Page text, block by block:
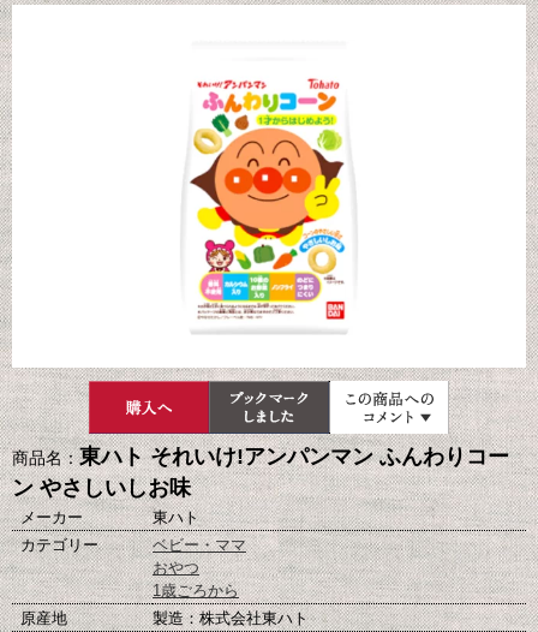
商品名：東ハト それいけ!アンパンマン ふんわりコー
ン やさしいしお味
メーカー
東ハト
カテゴリー
ベビー・ママ
おやつ
1歳ごろから
原産地
製造：株式会社東ハト